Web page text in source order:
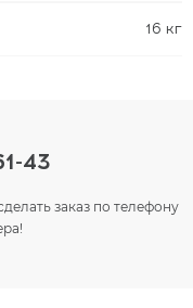
16 кг
43
заказ по телефону